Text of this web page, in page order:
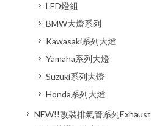
LED燈組
BMW大燈系列
Kawasaki系列大燈
Yamaha系列大燈
Suzuki系列大燈
Honda系列大燈
NEW!!改裝排氣管系列Exhaust